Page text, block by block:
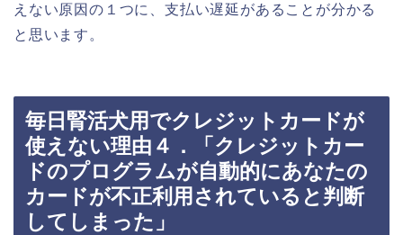
えない原因の１つに、支払い遅延があることが分かる
と思います。
毎日腎活犬用でクレジットカードが
使えない理由４．「クレジットカー
ドのプログラムが自動的にあなたの
カードが不正利用されていると判断
してしまった」